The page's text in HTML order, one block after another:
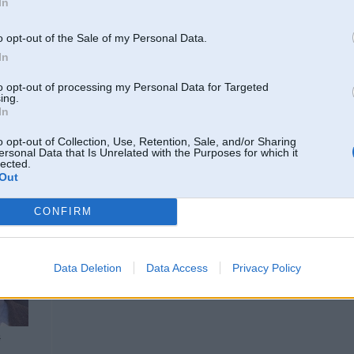
opt-out of the Sale of my Personal Data.
opt-out of processing my Personal Data for Targeted
opt-out of Collection, Use, Retention, Sale, and/or Sharing
Data that Is Unrelated with the Purposes for which it
CONFIRM
Data Deletion Data Access Privacy Policy
IHTIS
16. Dec 2021, 10:44
Dīlerim nav retrofit kits vai aktivizēšanas pakalpojums?
kādam prasībām.